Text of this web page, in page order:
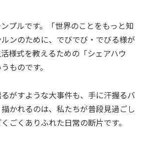
プルです。「世界のことをもっと知
ンのために、でびでび・でびる様が
様式を教えるための「シェアハウ
ものです。
がすような大事件も、手に汗握るバ
かれるのは、私たちが普段見過ごし
ごくありふれた日常の断片です。